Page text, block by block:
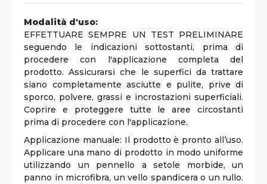
Modalità d'uso:
EFFETTUARE SEMPRE UN TEST PRELIMINARE
seguendo le indicazioni sottostanti, prima di
procedere con l'applicazione completa del
prodotto. Assicurarsi che le superfici da trattare
siano completamente asciutte e pulite, prive di
sporco, polvere, grassi e incrostazioni superficiali.
Coprire e proteggere tutte le aree circostanti
prima di procedere con l'applicazione.
Applicazione manuale: Il prodotto è pronto all’uso.
Applicare una mano di prodotto in modo uniforme
utilizzando un pennello a setole morbide, un
panno in microfibra, un vello spandicera o un rullo.